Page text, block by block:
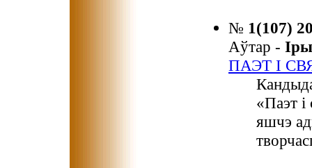
№ 1(107)
Аўтар -
ПАЭТ І
«Паэт
яшчэ